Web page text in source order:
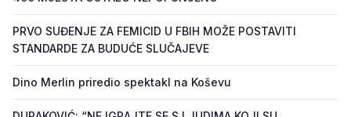
PRVO SUĐENJE ZA FEMICID U FBIH MOŽE POSTAVITI
STANDARDE ZA BUDUĆE SLUČAJEVE
Dino Merlin priredio spektakl na Koševu